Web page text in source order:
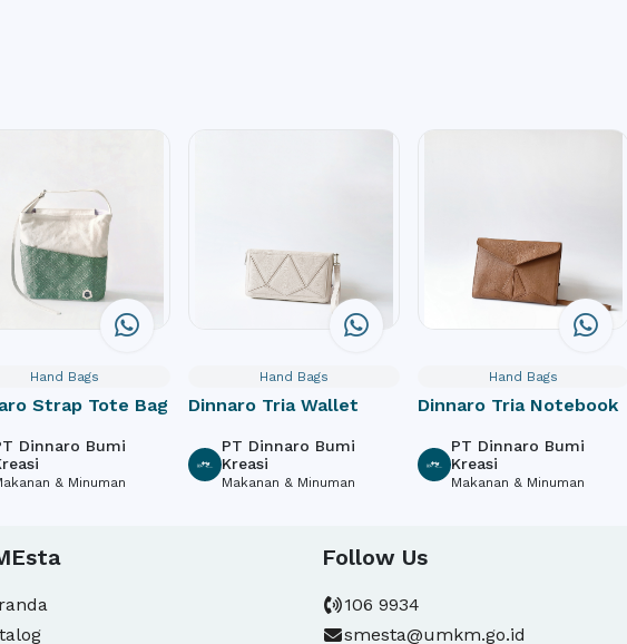
Hand Bags
Strap Tote Bag
Dinnaro Bumi
& Minuman
Hand Bags
Dinnaro Tria Wallet
PT Dinnaro Bumi
Kreasi
Makanan & Minuman
Hand Bags
Dinnaro Tria Notebook
PT Dinnaro Bumi
Kreasi
Makanan & Minuman
Follow Us
106 9934
smesta@umkm.go.id